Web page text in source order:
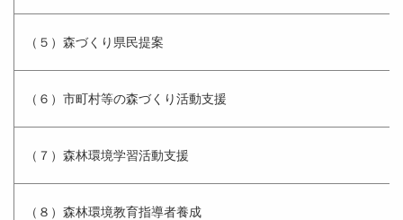
（５）森づくり県民提案
（６）市町村等の森づくり活動支援
（７）森林環境学習活動支援
（８）森林環境教育指導者養成